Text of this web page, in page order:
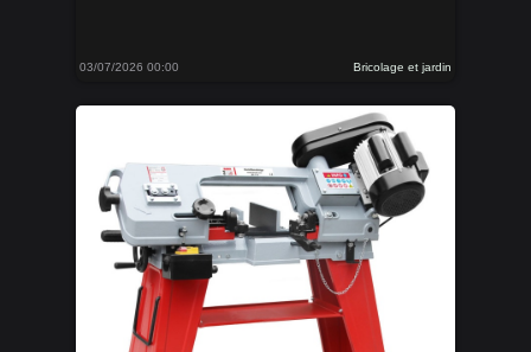
03/07/2026 00:00 Bricolage et jardin